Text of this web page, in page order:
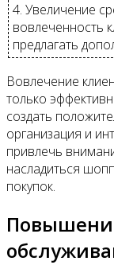
4. Увеличение
вовлеченность
предлагать
Вовлечение
только
создать
организация и
привлечь
насладиться
покупок.